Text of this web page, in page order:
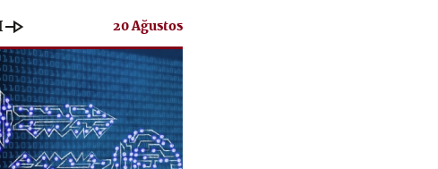
line_end_arrow 20 Ağustos